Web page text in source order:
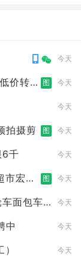
今天
价转
图 今天
今天
拍摄剪 图 今天
6千 今天
市宏声
图 今天
面包车
今天
中 今天
今天